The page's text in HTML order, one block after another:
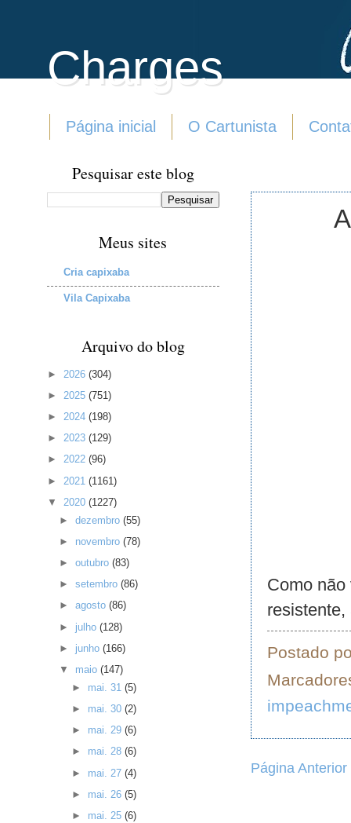
Charges
Página inicial O Cartunista
Como
Postado
Página Anterior
Pesquisar este blog
Meus sites
Cria capixaba
Vila Capixaba
Arquivo do blog
► 2026 (304)
► 2025 (751)
► 2024 (198)
► 2023 (129)
► 2022 (96)
► 2021 (1161)
▼ 2020 (1227)
►dezembro(55)
► novembro(78)
►outubro(83)
►setembro(86)
►agosto(86)
► julho(128)
► junho(166)
▼ maio(147)
► mai. 31 (5)
► mai. 30 (2)
► mai. 29 (6)
► mai. 28 (6)
► mai. 27 (4)
► mai. 26 (5)
► mai. 25 (6)